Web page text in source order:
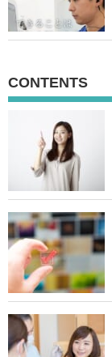
CONTENTS